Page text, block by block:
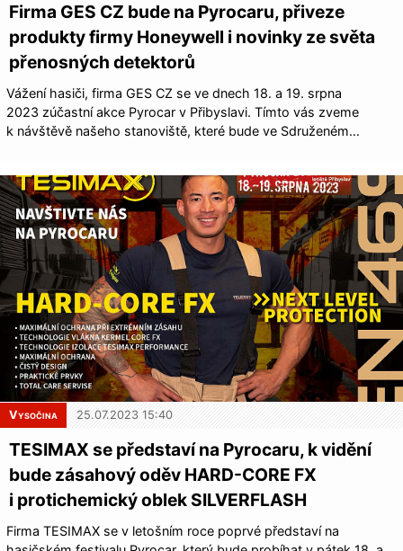
Firma GES CZ bude na Pyrocaru, přiveze
produkty firmy Honeywell i novinky ze světa
přenosných detektorů
Vážení hasiči, firma GES CZ se ve dnech 18. a 19. srpna
2023 zúčastní akce Pyrocar v Přibyslavi. Tímto vás zveme
k návštěvě našeho stanoviště, které bude ve Sdruženém…
Vysočina 25.07.2023 15:40
TESIMAX se představí na Pyrocaru, k vidění
bude zásahový oděv HARD-CORE FX
i protichemický oblek SILVERFLASH
Firma TESIMAX se v letošním roce poprvé představí na